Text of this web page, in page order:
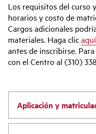
Los requisitos del curso
horarios y costo de
Cargos adicionales
materiales. Haga clicaquí
antes de inscribirse.
con el Centro al (310)
Aplicación y